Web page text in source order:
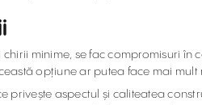
minime, se fac compromisuri
opțiune ar putea face mai
aspectul și caliteatea